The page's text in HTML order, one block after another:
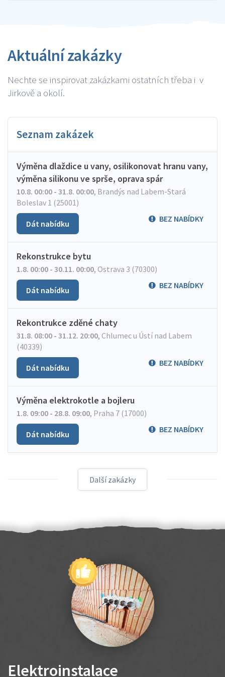
Aktuální zakázky
Nechte se inspirovat zakázkami ostatních třeba i v
Jirkově a okolí.
Seznam zakázek
Výměna dlaždice u vany, osilikonovat hranu vany,
výměna silikonu ve sprše, oprava spár
10.8. 00:00 - 31.8. 00:00, Brandýs nad Labem-Stará
Boleslav 1 (25001)
BEZ NABÍDKY
Dát nabídku
Rekonstrukce bytu
1.8. 00:00 - 30.11. 00:00, Ostrava 3 (70300)
BEZ NABÍDKY
Dát nabídku
Rekontrukce zděné chaty
31.8. 08:00 - 31.12. 20:00, Chlumec u Ústí nad Labem
(40339)
BEZ NABÍDKY
Dát nabídku
Výměna elektrokotle a bojleru
1.8. 09:00 - 28.8. 09:00, Praha 7 (17000)
BEZ NABÍDKY
Dát nabídku
Další zakázky
Elektroinstalace